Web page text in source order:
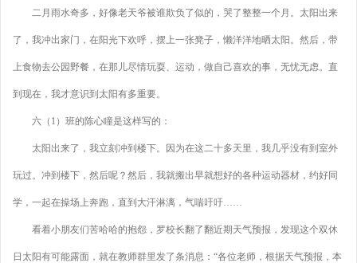
二月雨水奇多，好像老天爷被谁欺负了似的，哭了整整一个月。太阳出来
了，我冲出家门，在阳光下欢呼，摆上一张凳子，懒洋洋地晒太阳。然后，带
上食物去公园野餐，在那儿尽情玩耍、运动，做自己喜欢的事，无忧无虑。直
到现在，我才意识到太阳有多重要。
六（1）班的陈心瞳是这样写的：
太阳出来了，我立刻冲到楼下。因为在这二十多天里，我几乎没有到室外
玩过。冲到楼下，然后呢？然后，我就搬出早就想好的各种运动器材，约好同
学，一起在操场上奔跑，直到大汗淋漓，气喘吁吁……
看着小朋友们苦哈哈的抱怨，罗校长翻了翻近期天气预报，发现这个双休
日太阳有可能露面，就在教师群里发了条消息：“各位老师，根据天气预报，本